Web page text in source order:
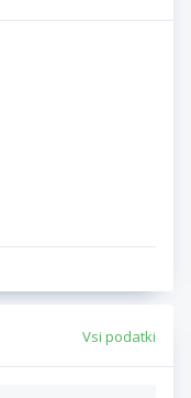
Vsi podatki